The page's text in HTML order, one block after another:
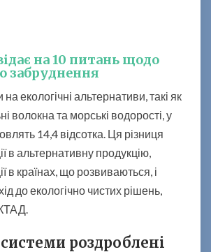
на 10 питань щодо
забруднення
екологічні альтернативи, такі як
волокна та морські водорості, у
14,4 відсотка. Ця різниця
в альтернативну продукцію,
в країнах, що розвиваються, і
до екологічно чистих рішень,
роздроблені